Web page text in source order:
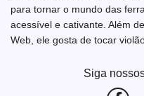
para tornar o mundo das
acessível e cativante. Além
Web, ele gosta de tocar
Siga